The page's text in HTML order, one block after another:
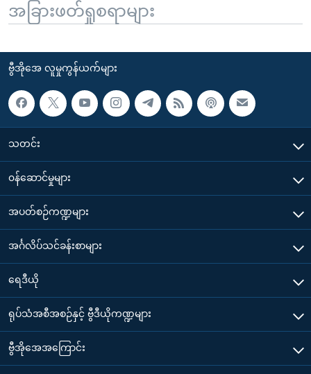
အခြားဖတ်ရှုစရာများ
ဗွီအိုအေ လူမှုကွန်ယက်များ
သတင်း
၀န်ဆောင်မှုများ
အပတ်စဉ်ကဏ္ဍများ
အင်္ဂလိပ်သင်ခန်းစာများ
ရေဒီယို
ရုပ်သံအစီအစဉ်နှင့် ဗွီဒီယိုကဏ္ဍများ
ဗွီအိုအေအကြောင်း